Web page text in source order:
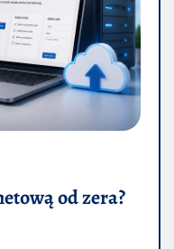
od zera?